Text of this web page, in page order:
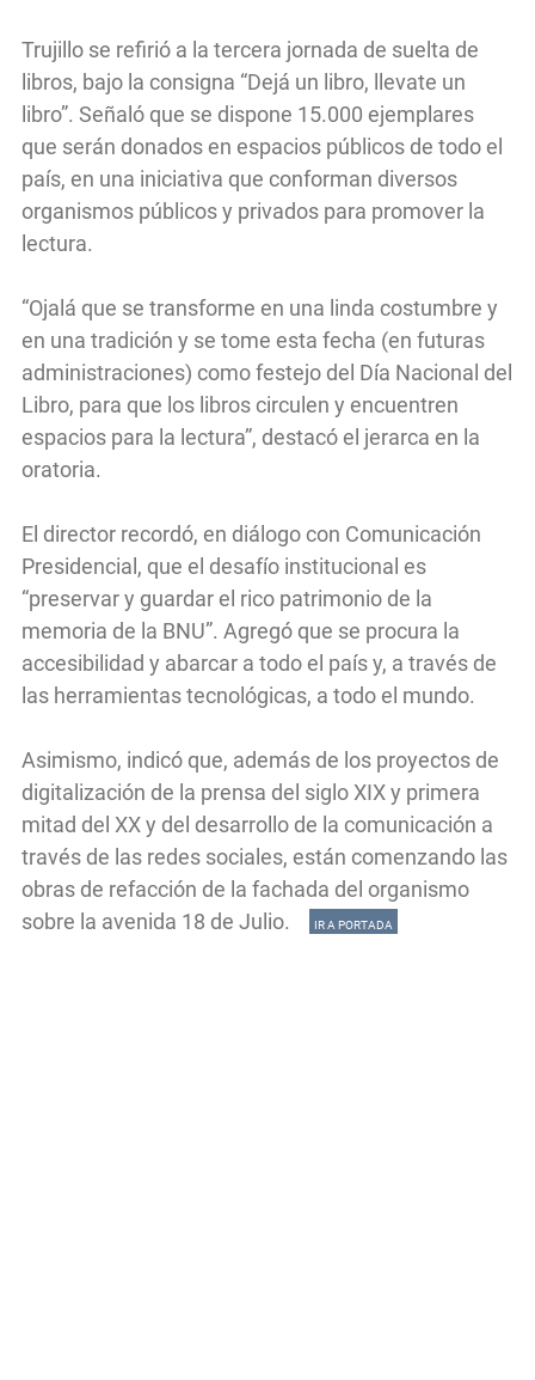
Trujillo se refirió a la tercera jornada de suelta de
libros, bajo la consigna “Dejá un libro, llevate un
libro”. Señaló que se dispone 15.000 ejemplares
que serán donados en espacios públicos de todo el
país, en una iniciativa que conforman diversos
organismos públicos y privados para promover la
lectura.
“Ojalá que se transforme en una linda costumbre y
en una tradición y se tome esta fecha (en futuras
administraciones) como festejo del Día Nacional del
Libro, para que los libros circulen y encuentren
espacios para la lectura”, destacó el jerarca en la
oratoria.
El director recordó, en diálogo con Comunicación
Presidencial, que el desafío institucional es
“preservar y guardar el rico patrimonio de la
memoria de la BNU”. Agregó que se procura la
accesibilidad y abarcar a todo el país y, a través de
las herramientas tecnológicas, a todo el mundo.
Asimismo, indicó que, además de los proyectos de
digitalización de la prensa del siglo XIX y primera
mitad del XX y del desarrollo de la comunicación a
través de las redes sociales, están comenzando las
obras de refacción de la fachada del organismo
sobre la avenida 18 de Julio.
IR A PORTADA